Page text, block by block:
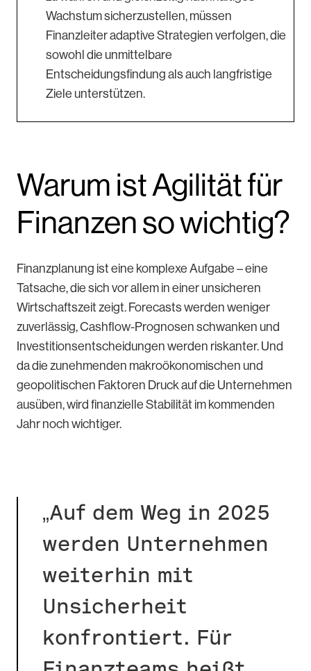
Wachstum sicherzustellen, müssen
Finanzleiter adaptive Strategien verfolgen, die
sowohl die unmittelbare
Entscheidungsfindung als auch langfristige
Ziele unterstützen.
Warum ist Agilität für
Finanzen so wichtig?
Finanzplanung ist eine komplexe Aufgabe – eine
Tatsache, die sich vor allem in einer unsicheren
Wirtschaftszeit zeigt. Forecasts werden weniger
zuverlässig, Cashflow-Prognosen schwanken und
Investitionsentscheidungen werden riskanter. Und
da die zunehmenden makroökonomischen und
geopolitischen Faktoren Druck auf die Unternehmen
ausüben, wird finanzielle Stabilität im kommenden
Jahr noch wichtiger.
„Auf dem Weg in 2025
werden Unternehmen
weiterhin mit
Unsicherheit
konfrontiert. Für